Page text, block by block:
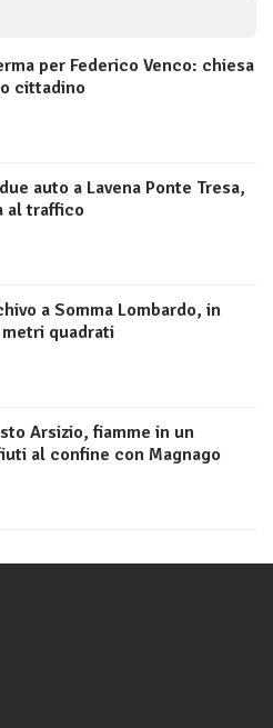
per Federico Venco: chiesa
cittadino
auto a Lavena Ponte Tresa,
al traffico
a Somma Lombardo, in
quadrati
Arsizio, fiamme in un
al confine con Magnago